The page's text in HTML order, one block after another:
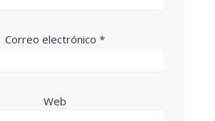
Correo electrónico *
Web